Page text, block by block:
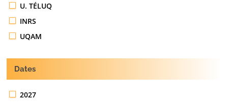
U. TÉLUQ
INRS
UQAM
Dates
2027